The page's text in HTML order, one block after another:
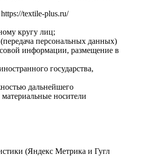
textile-plus.ru/
кругу лиц;
персональных данных)
информации, размещение в
государства,
дальнейшего
носители
(Яндекс Метрика и Гугл